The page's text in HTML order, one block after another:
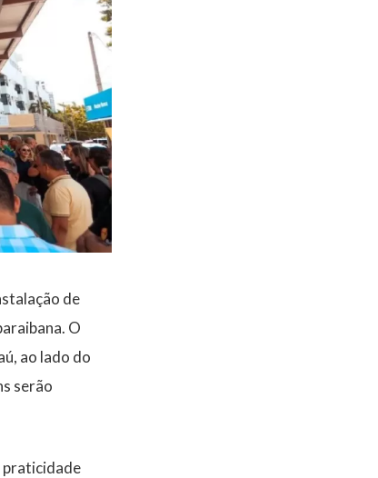
de
O
ao lado do
serão
praticidade